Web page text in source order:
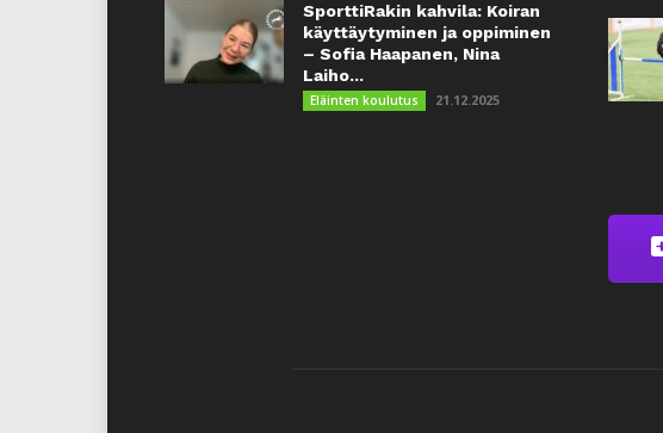
SporttiRakin kahvila: Koiran
käyttäytyminen ja oppiminen
– Sofia Haapanen, Nina
Laiho...
Eläinten koulutus 21.12.2025